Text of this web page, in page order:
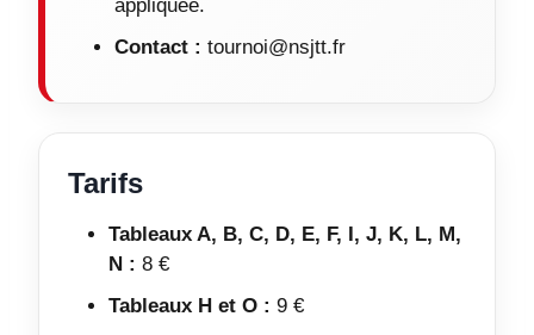
appliquée.
Contact : tournoi@nsjtt.fr
Tarifs
Tableaux A, B, C, D, E, F, I, J, K, L, M,
N : 8 €
Tableaux H et O : 9 €